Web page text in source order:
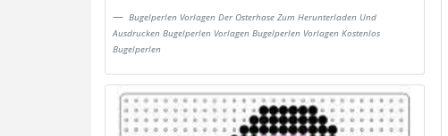
Bugelperlen Vorlagen Der Osterhase Zum Herunterladen Und
Ausdrucken Bugelperlen Vorlagen Bugelperlen Vorlagen Kostenlos
Bugelperlen